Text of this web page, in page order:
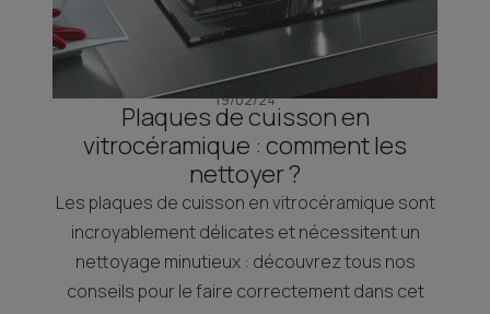
19/02/24
Plaques de cuisson en
vitrocéramique : comment les
nettoyer ?
Les plaques de cuisson en vitrocéramique sont
incroyablement délicates et nécessitent un
nettoyage minutieux : découvrez tous nos
conseils pour le faire correctement dans cet